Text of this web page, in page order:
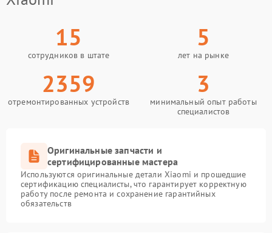
15
сотрудников в штате
5
лет на рынке
2359
отремонтированных устройств
3
минимальный опыт работы
специалистов
Оригинальные запчасти и
сертифицированные мастера
Используются оригинальные детали Xiaomi и прошедшие
сертификацию специалисты, что гарантирует корректную
работу после ремонта и сохранение гарантийных
обязательств